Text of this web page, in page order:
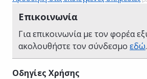
Επικοινωνία
Για επικοινωνία με τον φορέα
ακολουθήστε τον σύνδεσμο εδώ.
Οδηγίες Χρήσης